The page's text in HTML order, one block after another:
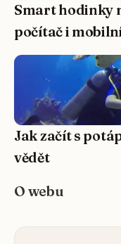
Smart hodinky
počítač i
Jak začít s
vědět
O webu